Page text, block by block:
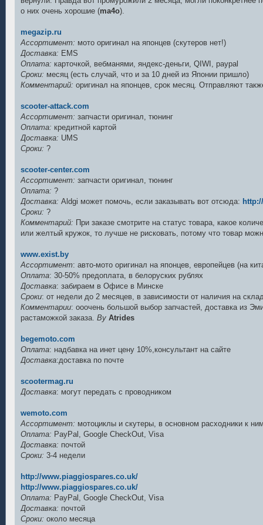
о них очень хорошие (ma4o).
megazip.ru
Ассортимент: мото оригинал на японцев (скутеров нет!)
Доставка: EMS
Оплата: карточкой, вебманями, яндекс-деньги, QIWI, paypal
Сроки: месяц (есть случай, что и за 10 дней из Японии пришло)
Комментарий: оригинал на японцев, срок месяц. Отправляют
scooter-attack.com
Ассортимент: запчасти оригинал, тюнинг
Оплата: кредитной картой
Доставка: UMS
Сроки: ?
scooter-center.com
Ассортимент: запчасти оригинал, тюнинг
Оплата: ?
Доставка: Aldgi может помочь, если заказывать вот отсюда:
Сроки: ?
Комментарий: При заказе смотрите на статус товара, какое
или желтый кружок, то лучше не рисковать, потому что товар
www.exist.by
Ассортимент: авто-мото оригинал на японцев, европейцев (на
Оплата: 30-50% предоплата, в белоруских рублях
Доставка: забираем в Офисе в Минске
Сроки: от недели до 2 месяцев, в зависимости от наличия на
Комментарии: ооочень большой выбор запчастей, доставка из
растаможкой заказа. By Atrides
begemoto.com
Оплата: надбавка на инет цену 10%,консультант на сайте
Доставка:доставка по почте
scootermag.ru
Доставка: могут передать с проводником
wemoto.com
Ассортимент: мотоциклы и скутеры, в основном расходники к
Оплата: PayPal, Google CheckOut, Visa
Доставка: почтой
Сроки: 3-4 недели
http://www.piaggiospares.co.uk/
http://www.piaggiospares.co.uk/
Оплата: PayPal, Google CheckOut, Visa
Доставка: почтой
Сроки: около месяца